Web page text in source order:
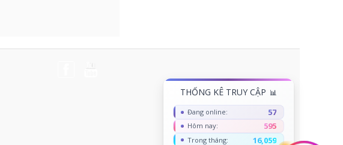
THỐNG KÊ TRUY CẬP
Đang online: 57
Hôm nay: 595
Trong tháng: 16,059